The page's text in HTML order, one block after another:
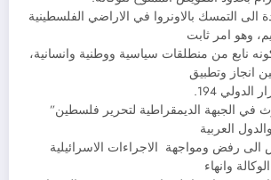
الى التمسك بالاونروا في الاراضي الفلسطينية
وهو امر ثابت
نابع من منطلقات سياسية ووطنية وانسانية،
انجاز وتطبيق
194.
في الجبهة الديمقراطية لتحرير فلسطين”
العربية
رفض ومواجهة الاجراءات الاسرائيلية
وانهاء